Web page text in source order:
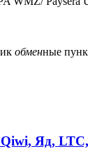
обменные
Яд, LTC,